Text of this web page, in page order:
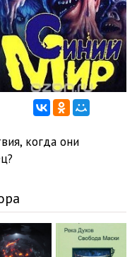
18:52
15:25
21:20
18:31
12:07
когда они